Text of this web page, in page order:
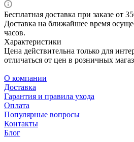
Бесплатная доставка при заказе от
Доставка на ближайшее время
часов.
Характеристики
Цена действительна только для
отличаться от цен в розничных
О компании
Доставка
Гарантия и правила ухода
Оплата
Популярные вопросы
Контакты
Блог